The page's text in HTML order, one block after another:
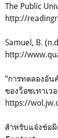
The Public
http://
Samuel, B.
http://
“การทดลองอั
ของว็อชเทาเว
https://
สำหรับแจ้งข้อ